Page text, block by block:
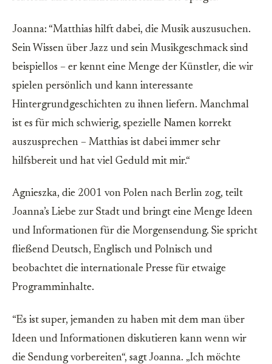
Joanna: “Matthias hilft dabei, die Musik auszusuchen.
Sein Wissen über Jazz und sein Musikgeschmack sind
beispiellos – er kennt eine Menge der Künstler, die wir
spielen persönlich und kann interessante
Hintergrundgeschichten zu ihnen liefern. Manchmal
ist es für mich schwierig, spezielle Namen korrekt
auszusprechen – Matthias ist dabei immer sehr
hilfsbereit und hat viel Geduld mit mir.“
Agnieszka, die 2001 von Polen nach Berlin zog, teilt
Joanna’s Liebe zur Stadt und bringt eine Menge Ideen
und Informationen für die Morgensendung. Sie spricht
fließend Deutsch, Englisch und Polnisch und
beobachtet die internationale Presse für etwaige
Programminhalte.
“Es ist super, jemanden zu haben mit dem man über
Ideen und Informationen diskutieren kann wenn wir
die Sendung vorbereiten“, sagt Joanna. „Ich möchte